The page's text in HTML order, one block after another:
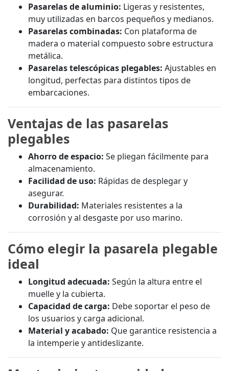
Pasarelas de aluminio: Ligeras y resistentes,
muy utilizadas en barcos pequeños y medianos.
Pasarelas combinadas: Con plataforma de
madera o material compuesto sobre estructura
metálica.
Pasarelas telescópicas plegables: Ajustables en
longitud, perfectas para distintos tipos de
embarcaciones.
Ventajas de las pasarelas
plegables
Ahorro de espacio: Se pliegan fácilmente para
almacenamiento.
Facilidad de uso: Rápidas de desplegar y
asegurar.
Durabilidad: Materiales resistentes a la
corrosión y al desgaste por uso marino.
Cómo elegir la pasarela plegable
ideal
Longitud adecuada: Según la altura entre el
muelle y la cubierta.
Capacidad de carga: Debe soportar el peso de
los usuarios y carga adicional.
Material y acabado: Que garantice resistencia a
la intemperie y antideslizante.